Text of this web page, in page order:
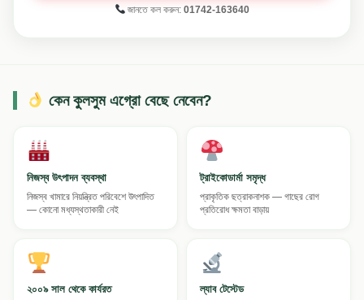
জানতে কল করুন:01742-163640
কেন কুলসুম এগ্রো বেছে নেবেন?
নিজস্ব উৎপাদন ব্যবস্থা
নিজস্ব খামারে নিয়ন্ত্রিত পরিবেশে উৎপাদিত
— কোনো মধ্যস্থতাকারী নেই
ট্রাইকোডার্মা সমৃদ্ধ
প্রাকৃতিক ছত্রাকনাশক — গাছের রোগ
প্রতিরোধ ক্ষমতা বাড়ায়
২০০৯ সাল থেকে কার্যরত ল্যাব টেস্টেড